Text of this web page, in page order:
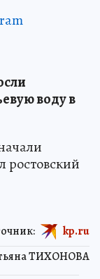
воду в
ростовский
ТИХОНОВА
kp.ru